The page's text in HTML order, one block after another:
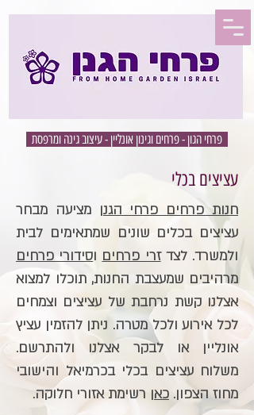
עציצים בכלי
חנות פרחים פרחי הגנן מציעה מבחר
עציצים בכלים שונים שמתאימים לבית
ולמשרד. לצדזרי פרחים וסידורי פרחים
מרהיבים שמעצבת החנות, תוכלו למצוא
אצלנו קשת נרחבת של עציצים וצמחים
לכל אירוע ולכל מטרה. ניתן להזמין עציץ
אונליין או לבקר אצלנו ולהתרשם.
משלוח עציצים בכלי בכרמיאל והישובי
מחוז הצפון. כאן רשימת אזורי חלוקה.